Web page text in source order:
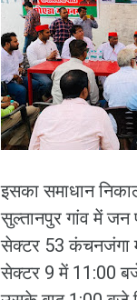
इसका समाधान
सुल्तानपुर गांव में
सेक्टर 53 कंचनजंगा
सेक्टर 9 में 11:00